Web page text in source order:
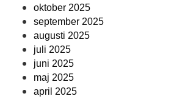
oktober 2025
september 2025
augusti 2025
juli 2025
juni 2025
maj 2025
april 2025